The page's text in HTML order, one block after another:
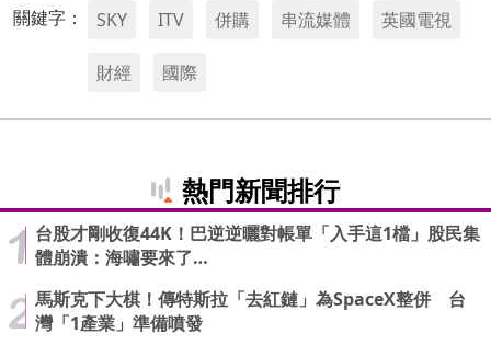
關鍵字： SKY ITV 併購 串流媒體 英國電視
財經 國際
熱門新聞排行
台股才剛收復44K！巴逆逆曬對帳單「入手這1檔」股民集
體崩潰：海嘯要來了…
馬斯克下大棋！傳特斯拉「去紅鏈」為SpaceX整併 台
灣「1產業」準備噴發